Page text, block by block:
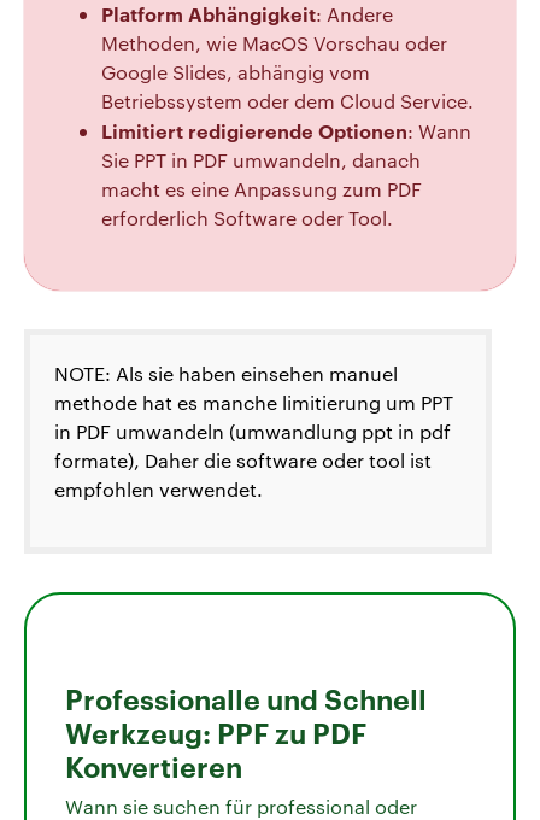
Platform Abhängigkeit: Andere
Methoden, wie MacOS Vorschau oder
Google Slides, abhängig vom
Betriebssystem oder dem Cloud Service.
Limitiert redigierende Optionen: Wann
Sie PPT in PDF umwandeln, danach
macht es eine Anpassung zum PDF
erforderlich Software oder Tool.
NOTE: Als sie haben einsehen manuel
methode hat es manche limitierung um PPT
in PDF umwandeln (umwandlung ppt in pdf
formate), Daher die software oder tool ist
empfohlen verwendet.
Professionalle und Schnell
Werkzeug: PPF zu PDF
Konvertieren
Wann sie suchen für professional oder